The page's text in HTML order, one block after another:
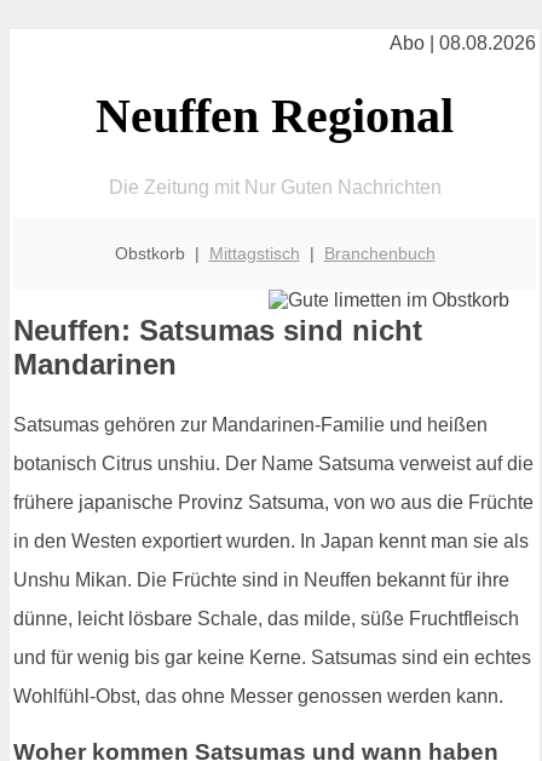
Abo | 08.08.2026
Neuffen Regional
Die Zeitung mit Nur Guten Nachrichten
Obstkorb | Mittagstisch | Branchenbuch
Neuffen: Satsumas sind nicht
Mandarinen
Satsumas gehören zur Mandarinen-Familie und heißen
botanisch Citrus unshiu. Der Name Satsuma verweist auf die
frühere japanische Provinz Satsuma, von wo aus die Früchte
in den Westen exportiert wurden. In Japan kennt man sie als
Unshu Mikan. Die Früchte sind in Neuffen bekannt für ihre
dünne, leicht lösbare Schale, das milde, süße Fruchtfleisch
und für wenig bis gar keine Kerne. Satsumas sind ein echtes
Wohlfühl-Obst, das ohne Messer genossen werden kann.
Woher kommen Satsumas und wann haben